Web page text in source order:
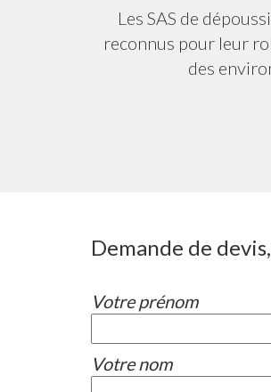
Les SAS de
reconnus pour leur
des
Demande de
Votre prénom
Votre nom